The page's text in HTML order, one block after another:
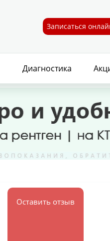
Записаться
Диагностика
Оставить отзыв